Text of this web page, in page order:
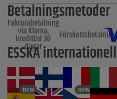
Betalningsmetoder
Fakturabetalning
via Klarna,
kredittid 30
dagar
Förskottsbetalning
ESSKA internationell
new new